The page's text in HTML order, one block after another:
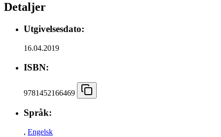
Detaljer
Utgivelsesdato:
16.04.2019
ISBN:
9781452166469
Språk:
, Engelsk